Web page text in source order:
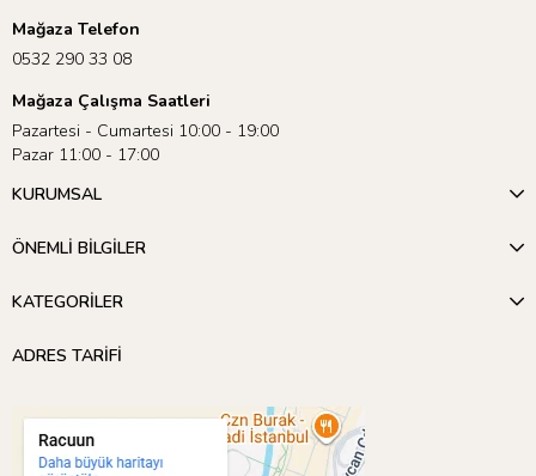
Mağaza Telefon
0532 290 33 08
Mağaza Çalışma Saatleri
Pazartesi - Cumartesi 10:00 - 19:00
Pazar 11:00 - 17:00
KURUMSAL
ÖNEMLİ BİLGİLER
KATEGORİLER
ADRES TARİFİ